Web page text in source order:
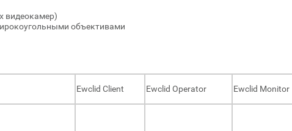
видеокамер)
объективами
Ewclid Client Ewclid Operator Ewclid Monitor